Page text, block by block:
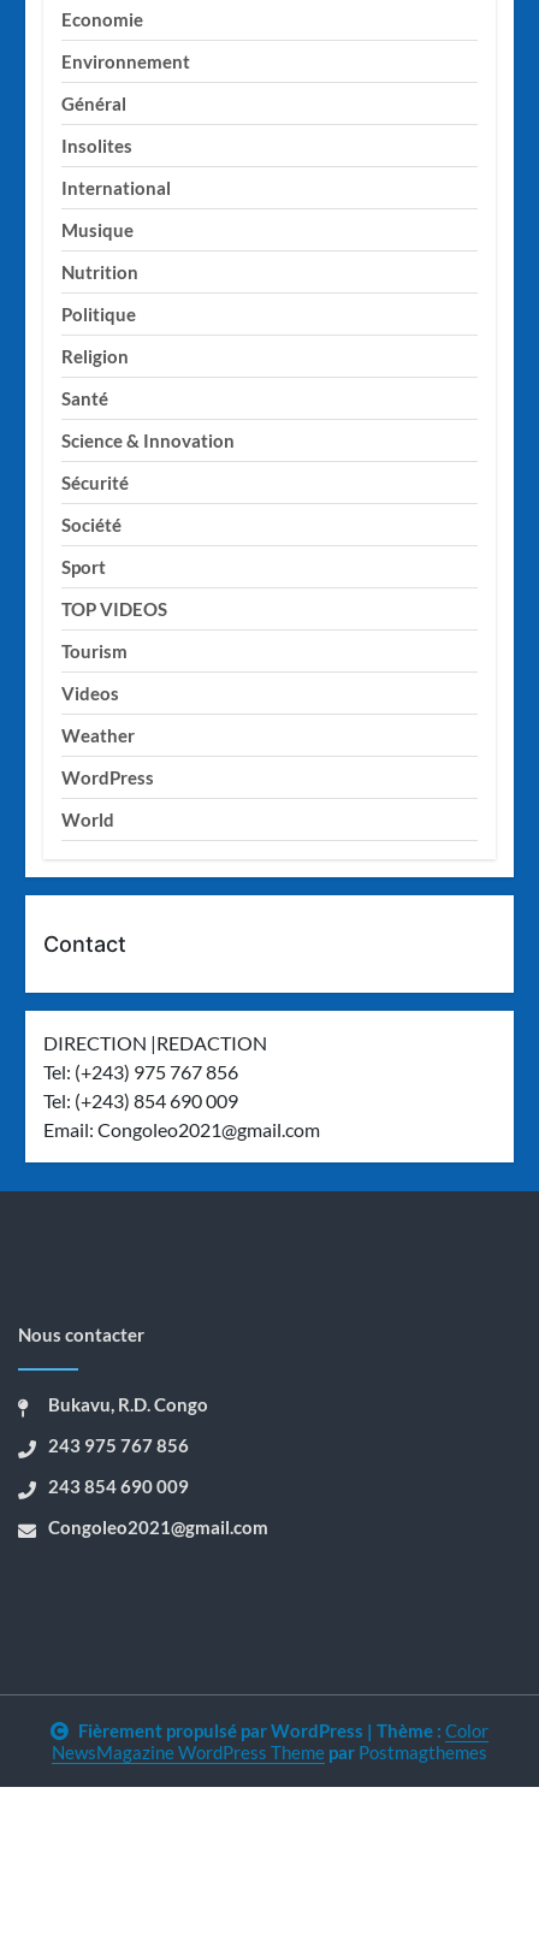
Economie
Environnement
Général
Insolites
International
Musique
Nutrition
Politique
Religion
Santé
Science & Innovation
Sécurité
Société
Sport
TOP VIDEOS
Tourism
Videos
Weather
WordPress
World
Contact
DIRECTION |REDACTION
Tel: (+243) 975 767 856
Tel: (+243) 854 690 009
Email:Congoleo2021@gmail.com
Nous contacter
Bukavu, R.D. Congo
243 975 767 856
243 854 690 009
Congoleo2021@gmail.com
Fièrement propulsé par WordPress | Thème : Color
NewsMagazine WordPress Theme par Postmagthemes